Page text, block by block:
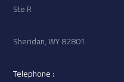
Ste R
Sheridan, WY 82801
: Telephone